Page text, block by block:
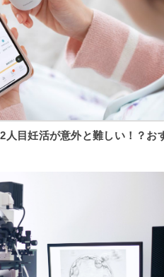
人目妊活が意外と難しい！？お